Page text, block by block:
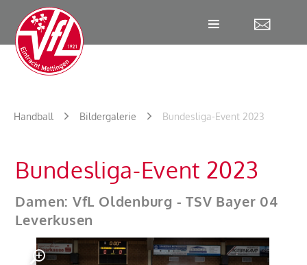
Handball Bildergalerie Bundesliga-Event 2023
Bundesliga-Event 2023
Damen: VfL Oldenburg - TSV Bayer 04
Leverkusen